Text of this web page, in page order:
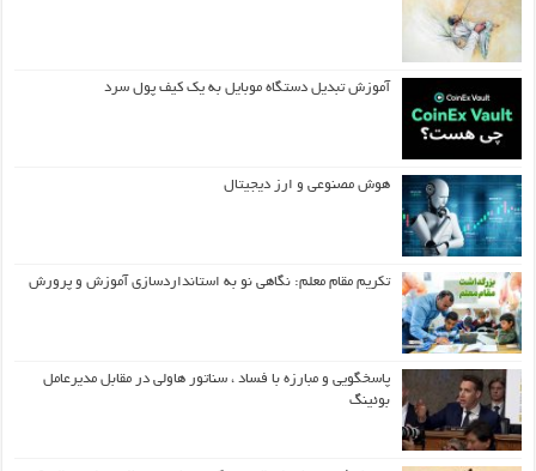
آموزش تبدیل دستگاه موبایل به یک کیف‌ پول سرد
هوش مصنوعی و ارز دیجیتال
تکریم مقام معلم: نگاهی نو به استانداردسازی آموزش و پرورش
پاسخگویی و مبارزه با فساد ، سناتور هاولی در مقابل مدیرعامل
بوئینگ